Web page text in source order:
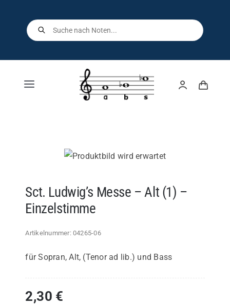
content
Products
search
Toggle
Kontakt
Sct. Ludwig’s Messe – Alt (1) –
Einzelstimme
Artikelnummer: 04265-06
für Sopran, Alt, (Tenor ad lib.) und Bass
2,30 €